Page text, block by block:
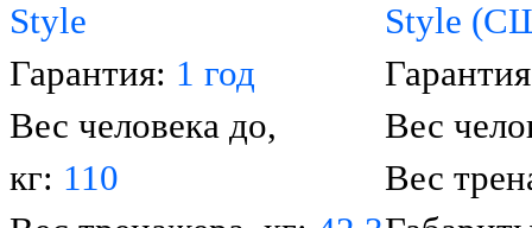
Style
Гарантия: 1 год
Вес человека до,
кг: 110
Style
Вес
Вес